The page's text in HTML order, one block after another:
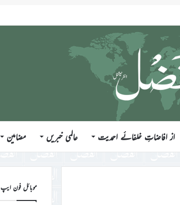
از افاضاتِ خلفائے احمدیت عالمی خبریں مضامین
موبائل فون ایپ